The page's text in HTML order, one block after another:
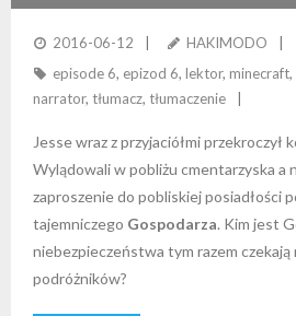
MYSTERY”
2016-06-12 HAKIMODO
episode 6, epizod 6, lektor, minecraft,
narrator, tłumacz, tłumaczenie
Jesse wraz z przyjaciółmi przekroczył
Wylądowali w pobliżu cmentarzyska a
zaproszenie do pobliskiej posiadłości
tajemniczego Gospodarza. Kim jest
niebezpieczeństwa tym razem czekają
podróżników?